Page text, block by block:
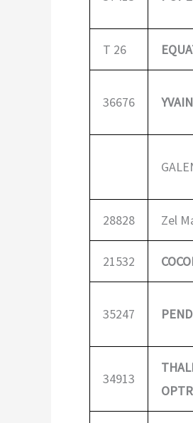
T 26
36676 YVAIN
28828 Zel
21532
35247
34913